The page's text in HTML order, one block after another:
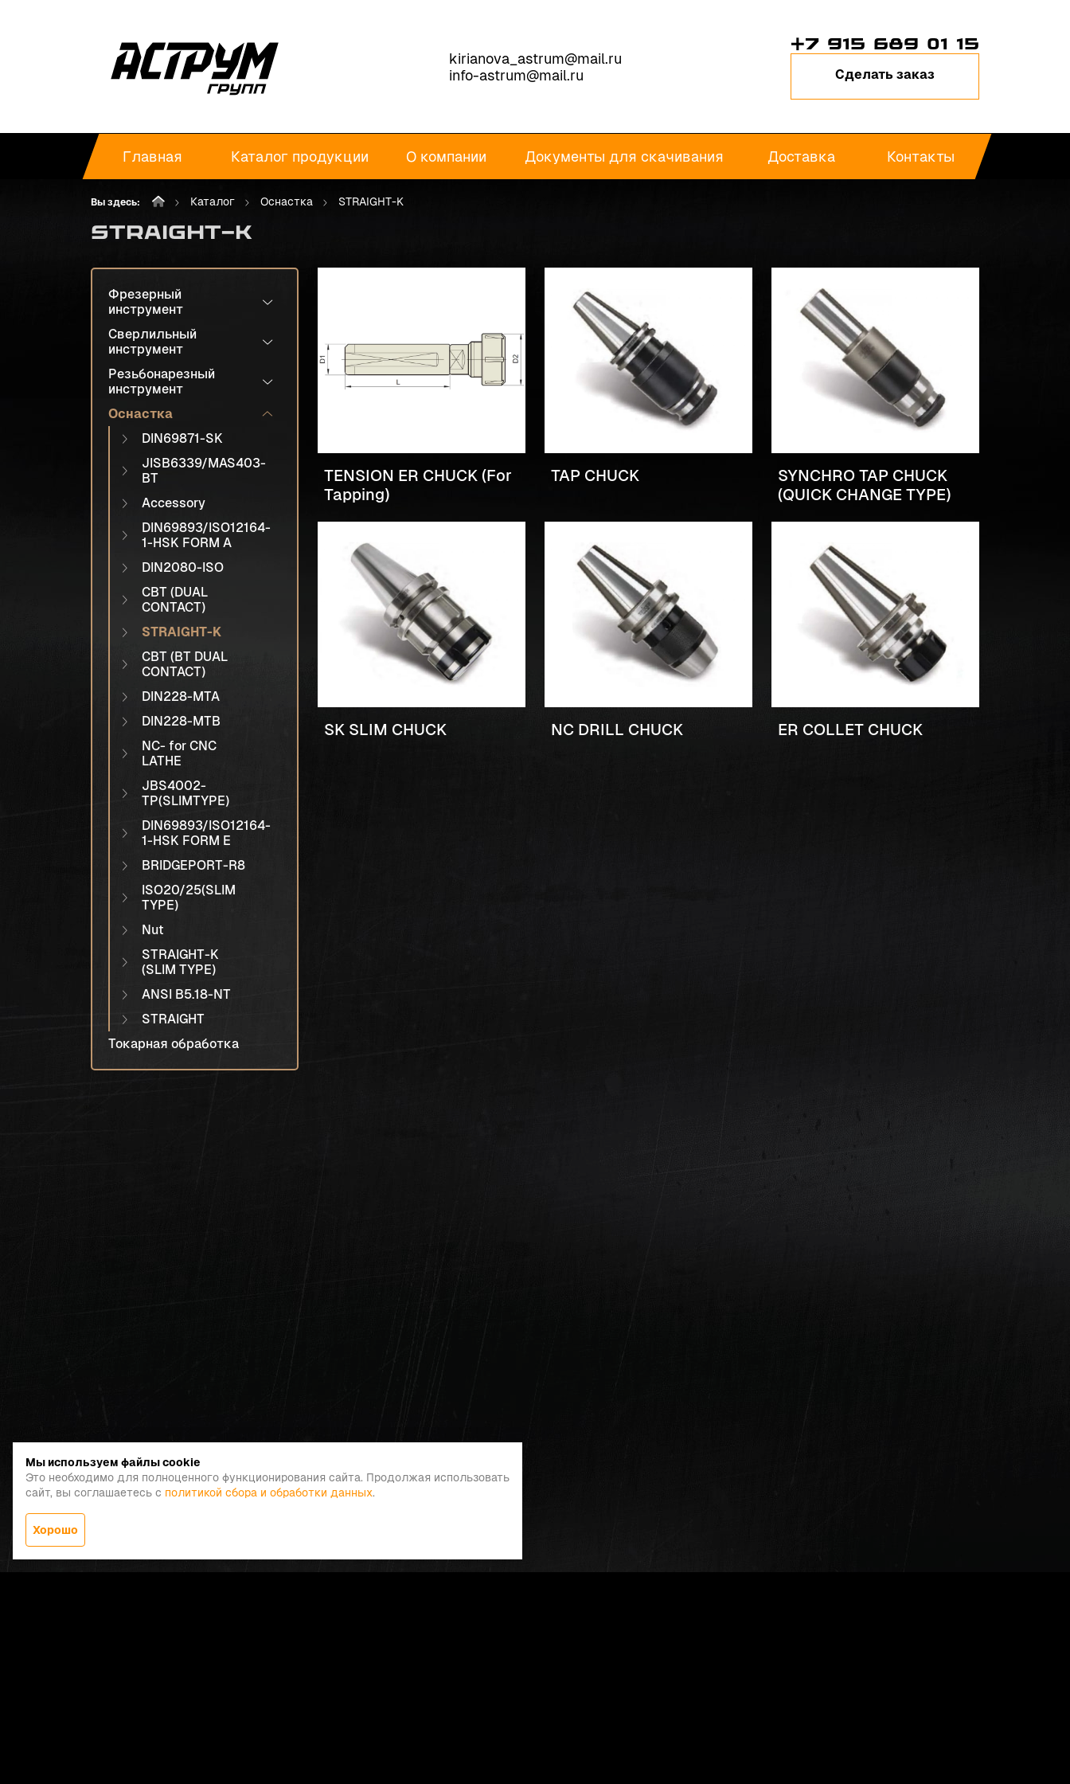
kirianova_astrum@mail.ru
info-astrum@mail.ru
+7 915 689 01 15
Сделать заказ
Главная Каталог продукции О компании Документы для скачивания Доставка Контакты
Вы здесь: Каталог Оснастка STRAIGHT-K
STRAIGHT-K
Фрезерный
инструмент
Сверлильный
инструмент
Резьбонарезный
инструмент
Оснастка
DIN69871-SK
JISB6339/MAS403-
BT
Accessory
DIN69893/ISO12164-
1-HSK FORM A
DIN2080-ISO
CBT (DUAL
CONTACT)
STRAIGHT-K
CBT (BT DUAL
CONTACT)
DIN228-MTA
DIN228-MTB
NC- for CNC
LATHE
JBS4002-
TP(SLIMTYPE)
DIN69893/ISO12164-
1-HSK FORM E
BRIDGEPORT-R8
ISO20/25(SLIM
TYPE)
Nut
STRAIGHT-K
(SLIM TYPE)
ANSI B5.18-NT
STRAIGHT
Токарная обработка
TENSION ER CHUCK (For
Tapping)
TAP CHUCK
SYNCHRO TAP CHUCK
(QUICK CHANGE TYPE)
SK SLIM CHUCK NC DRILL CHUCK ER COLLET CHUCK
Мы используем файлы cookie
Это необходимо для полноценного функционирования сайта. Продолжая использовать
сайт, вы соглашаетесь с политикой сбора и обработки данных.
Хорошо